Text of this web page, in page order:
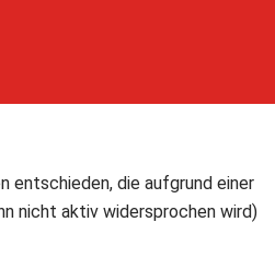
entschieden, die aufgrund einer
nicht aktiv widersprochen wird)